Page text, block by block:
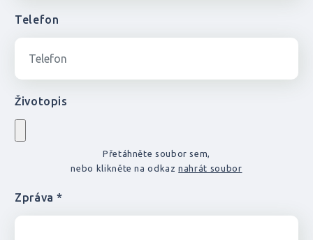
Telefon
Životopis
Přetáhněte soubor sem,
nebo klikněte na odkaznahrát soubor
Zpráva *